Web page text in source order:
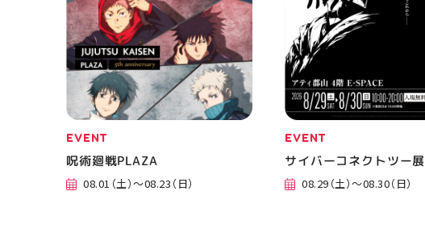
EVENT
呪術廻戦PLAZA
08.01（土）～08.23（日）
EVENT
サイバーコネクトツー展
08.29（土）～08.30（日）